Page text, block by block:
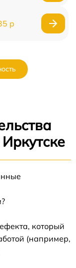
р
который
(например,